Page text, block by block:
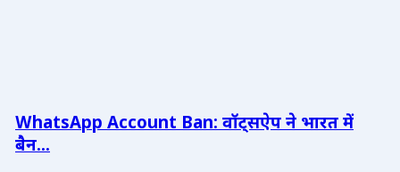
WhatsApp Account Ban: वॉट्सऐप ने भारत में
बैन...